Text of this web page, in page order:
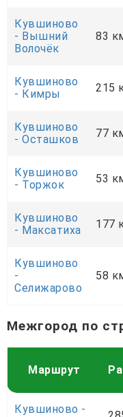
Кувшиново
- Вышний
Волочёк
83
Кувшиново
- Кимры
215
Кувшиново
- Осташков
77
Кувшиново
- Торжок
53
Кувшиново
- Максатиха
177
Кувшиново
-
Селижарово
58
Межгород по
Маршрут
Кувшиново -